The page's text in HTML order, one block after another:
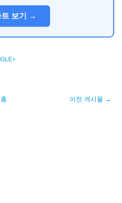
트 보기 →
이전 게시물 →
홈